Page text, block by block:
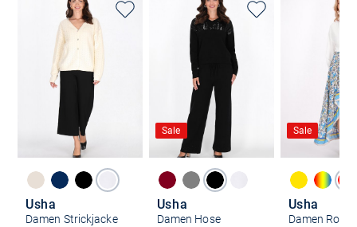
Usha
Damen Strickjacke
Sale
Usha
Damen Hose
Sale
Usha
Damen Rock